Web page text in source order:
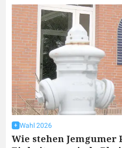
Wahl 2026
Wie stehen Jemgumer